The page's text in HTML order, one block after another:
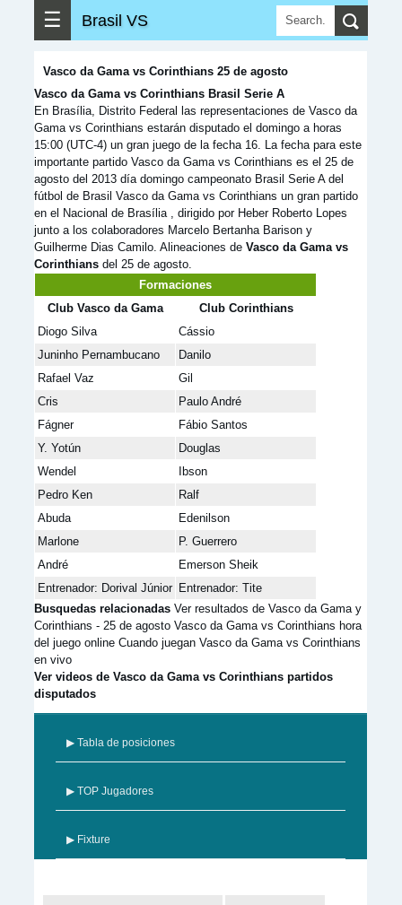
☰ Brasil VS
Vasco da Gama vs Corinthians 25 de agosto
Vasco da Gama vs Corinthians Brasil Serie A
En Brasília, Distrito Federal las representaciones de Vasco da
Gama vs Corinthians estarán disputado el domingo a horas
15:00 (UTC-4) un gran juego de la fecha 16. La fecha para este
importante partido Vasco da Gama vs Corinthians es el 25 de
agosto del 2013 día domingo campeonato Brasil Serie A del
fútbol de Brasil Vasco da Gama vs Corinthians un gran partido
en el Nacional de Brasília , dirigido por Heber Roberto Lopes
junto a los colaboradores Marcelo Bertanha Barison y
Guilherme Dias Camilo. Alineaciones de Vasco da Gama vs
Corinthians del 25 de agosto.
Formaciones
Club Vasco da Gama
Club Corinthians
Diogo Silva
Cássio
Juninho Pernambucano
Danilo
Rafael Vaz
Gil
Cris
Paulo André
Fágner
Fábio Santos
Y. Yotún
Douglas
Wendel
Ibson
Pedro Ken
Ralf
Abuda
Edenilson
Marlone
P. Guerrero
André
Emerson Sheik
Entrenador: Dorival Júnior Entrenador: Tite
Busquedas relacionadas Ver resultados de Vasco da Gama y
Corinthians - 25 de agosto Vasco da Gama vs Corinthians hora
del juego online Cuando juegan Vasco da Gama vs Corinthians
en vivo
Ver videos de Vasco da Gama vs Corinthians partidos
disputados
▶ Tabla de posiciones
▶ TOP Jugadores
▶ Fixture